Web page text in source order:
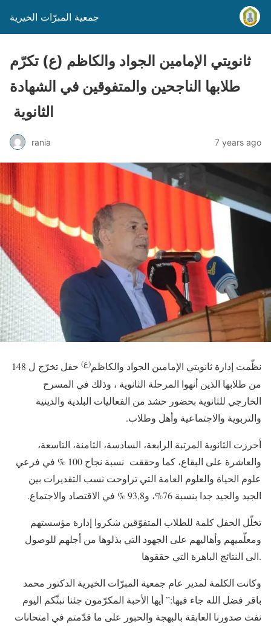
جمعية المبرّات الخيرية
ثانويتي الإمامين الجواد والكاظم (ع) تكرّم
طلابها الناجحين والمتفوقين في الشهادة
الثانوية ‏
rania 7 years ago
نظّمت إدارة ثانويتي الإمامين الجواد والكاظم(ع)
حفل تخرّج ‏ل 148
من طلابها الذين أنهوا المرحلة الثانوية ، وذلك في المسرح
الخارجي للثانوية بحضور حشد من ‏الفعاليات البلدية والدينية
والتربوية والاجتماعية وأهل وطلاب.‏
أحرزت الثانوية المرتبة ‏الرابعة، السادسة، الثامنة، التاسعة،
والعاشرة على البقاع، كما وحققت نسبة نجاح ‏‏100 % في فرعي
علوم الحياة والعلوم العامة التي تراوحت نسب التقديرات بين
الجيد والجيد جدا بنسبة 76%، و93,8 % في الاقتصاد ‏والاجتماع.‏
‏ومعلّميهم وأهاليهم على الجهود التي بذلوها من أجلهم للوصول
الى ‏النتائج الباهرة التي حققوها.
وكانت الكلمة لمدير عام جمعية المبرّات ‏الخيرية الدكتور محمد
باقر فضل الله جاء فيها:” أيها الأحبة ‏المكرّمون جئنا نبثّكم اليوم
نفث صدورنا العابقة بالبهجة والحبور ‏على ما قدّمتم في امتحانات